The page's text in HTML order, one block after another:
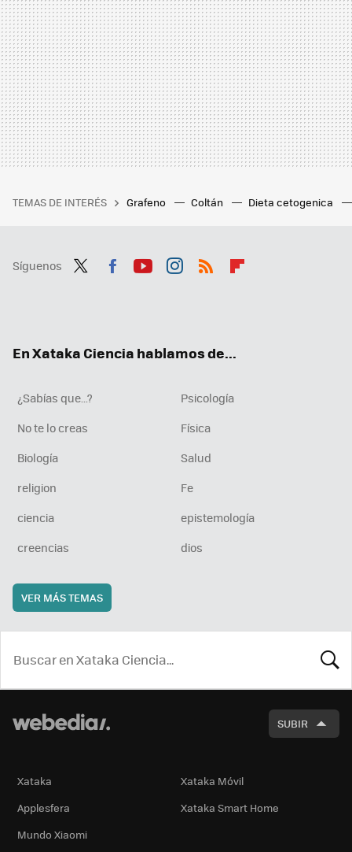
TEMAS DE INTERÉS Grafeno Coltán Dieta cetogenica
Síguenos
En Xataka Ciencia hablamos de...
¿Sabías que...?
Psicología
No te lo creas
Física
Biología
Salud
religion
Fe
ciencia
epistemología
creencias
dios
VER MÁS TEMAS
SUBIR
Xataka
Xataka Móvil
Applesfera
Xataka Smart Home
Mundo Xiaomi